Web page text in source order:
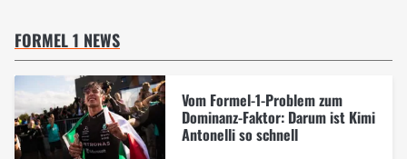
FORMEL 1 NEWS
Vom Formel-1-Problem zum
Dominanz-Faktor: Darum ist Kimi
Antonelli so schnell